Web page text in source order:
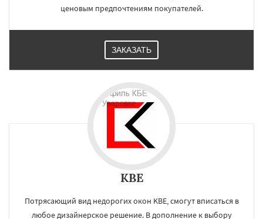
ценовым предпочтениям покупателей.
ЗАКАЗАТЬ
KBE
Потрясающий вид недорогих окон KBE, смогут вписаться в
любое дизайнерское решение. В дополнение к выбору